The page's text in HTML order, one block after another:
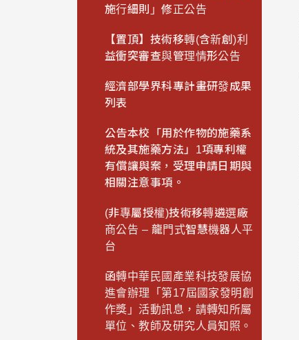
施行細則」修正公告
【置頂】技術移轉(含新創)利
益衝突審查與管理情形公告
經濟部學界科專計畫研發成果
列表
公告本校「用於作物的施藥系
統及其施藥方法」1項專利權
有償讓與案，受理申請日期與
相關注意事項。
(非專屬授權)技術移轉遴選廠
商公告 – 龍門式智慧機器人平
台
函轉中華民國產業科技發展協
進會辦理「第17屆國家發明創
作獎」活動訊息，請轉知所屬
單位、教師及研究人員知照。